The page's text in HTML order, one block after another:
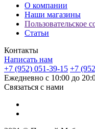
О компании
Наши магазины
Пользовательское
Статьи
Контакты
Написать нам
+7 (952) 051-39-15 +7
Ежедневно с 10:00 до
Связаться с нами